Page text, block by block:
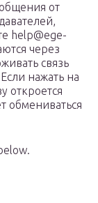
от
help@ege-
через
связь
нажать на
откроется
обмениваться